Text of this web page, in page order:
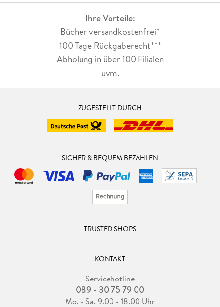
Ihre Vorteile:
Bücher versandkostenfrei*
100 Tage Rückgaberecht***
Abholung in über 100 Filialen
uvm.
ZUGESTELLT DURCH
SICHER & BEQUEM BEZAHLEN
TRUSTED SHOPS
KONTAKT
Servicehotline
089 - 30 75 79 00
Mo. - Sa. 9.00 - 18.00 Uhr